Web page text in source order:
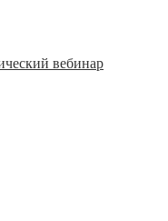
вебинар